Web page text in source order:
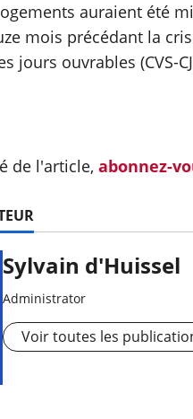
auraient été
mois précédant la
jours ouvrables (CVS-
de l'article, abonnez-
Sylvain d'Huissel
Administrator
Voir toutes les